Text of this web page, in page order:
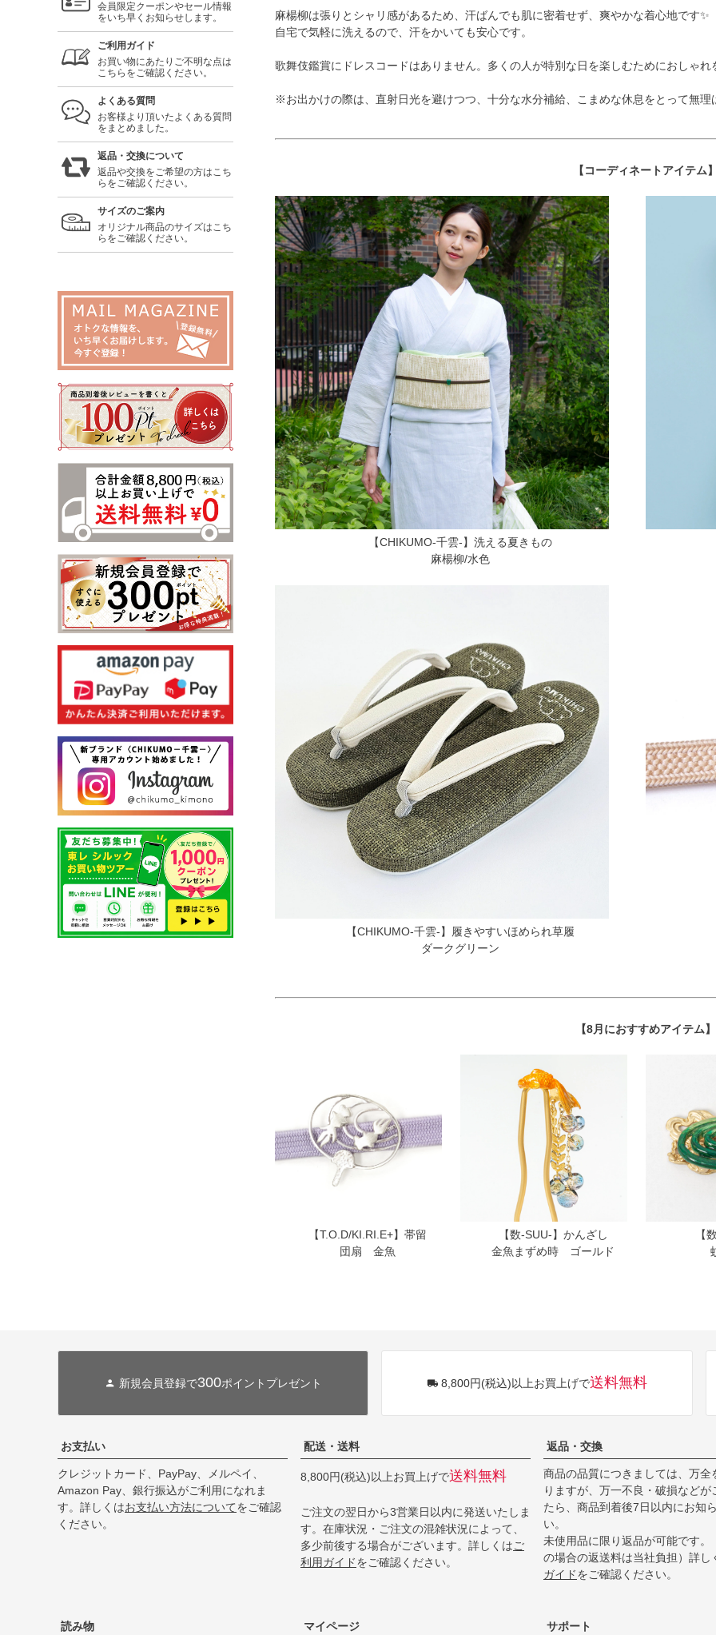
会員限定クーポンやセール情報
をいち早くお知らせします。
ご利用ガイド
お買い物にあたりご不明な点は
こちらをご確認ください。
よくある質問
お客様より頂いたよくある質問
をまとめました。
返品・交換について
返品や交換をご希望の方はこち
らをご確認ください。
サイズのご案内
オリジナル商品のサイズはこち
らをご確認ください。
麻楊柳は張りとシャリ感があるため、汗ばんでも肌に密着せず、爽やかな着心地です✨
自宅で気軽に洗えるので、汗をかいても安心です。
歌舞伎鑑賞にドレスコードはありません。多くの人が特別な日を楽しむためにおしゃ
※お出かけの際は、直射日光を避けつつ、十分な水分補給、こまめな休息をとって無
【コーディネートアイテム
【CHIKUMO-千雲-】洗える夏きもの
麻楊柳/水色
【CHIKUMO-千雲-】履きやすいほめられ草履
ダークグリーン
【8月におすすめアイテム】
【T.O.D/KI.RI.E+】帯留
団扇 金魚
【数-SUU-】かんざし
金魚まずめ時 ゴールド
【
新規会員登録で300ポイントプレゼント 8,800円(税込)以上お買上げで送料無料
お支払い
クレジットカード、PayPay、メルペイ、
Amazon Pay、銀行振込がご利用になれま
す。詳しくはお支払い方法についてをご確認
ください。
配送・送料
8,800円(税込)以上お買上げで送料無料
ご注文の翌日から3営業日以内に発送いたしま
す。在庫状況・ご注文の混雑状況によって、
多少前後する場合がございます。詳しくはご
利用ガイドをご確認ください。
返品・交換
商品の品質につきましては、万全
りますが、万一不良・破損などが
たら、商品到着後7日以内にお知
い。
未使用品に限り返品が可能です。
の場合の返送料は当社負担）詳し
ガイドをご確認ください。
読み物 マイページ サポート